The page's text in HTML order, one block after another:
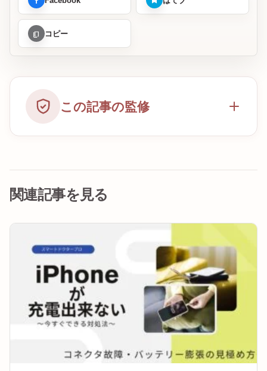
コピー
この記事の監修
関連記事を見る